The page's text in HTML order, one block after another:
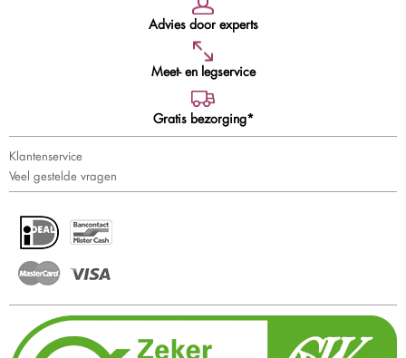
Advies door experts
Meet- en legservice
Gratis bezorging*
Klantenservice
Veel gestelde vragen